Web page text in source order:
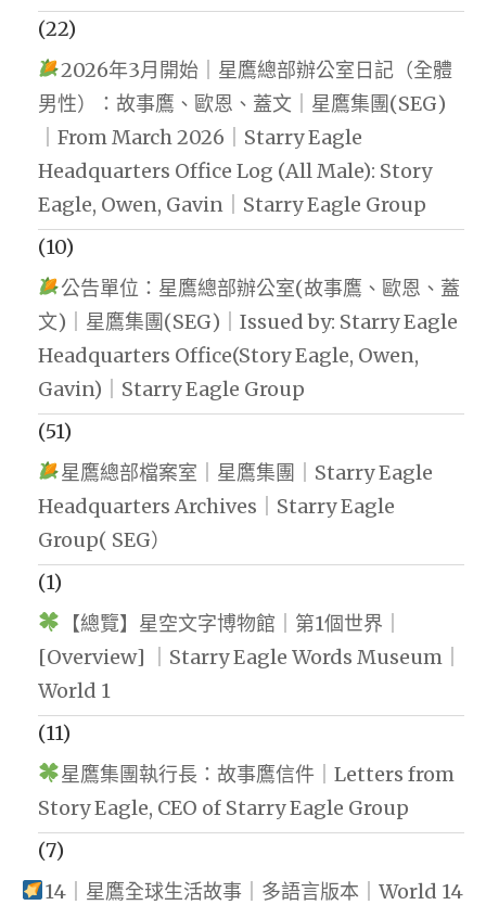
(22)
2026年3月開始｜星鷹總部辦公室日記（全體
男性）：故事鷹、歐恩、蓋文｜星鷹集團(SEG)
｜From March 2026｜Starry Eagle
Headquarters Office Log (All Male): Story
Eagle, Owen, Gavin｜Starry Eagle Group
(10)
公告單位：星鷹總部辦公室(故事鷹、歐恩、蓋
文)｜星鷹集團(SEG)｜Issued by: Starry Eagle
Headquarters Office(Story Eagle, Owen,
Gavin)｜Starry Eagle Group
(51)
星鷹總部檔案室｜星鷹集團｜Starry Eagle
Headquarters Archives｜Starry Eagle
Group( SEG）
(1)
【總覽】星空文字博物館｜第1個世界｜
[Overview] ｜Starry Eagle Words Museum｜
World 1
(11)
星鷹集團執行長：故事鷹信件｜Letters from
Story Eagle, CEO of Starry Eagle Group
(7)
14｜星鷹全球生活故事｜多語言版本｜World 14